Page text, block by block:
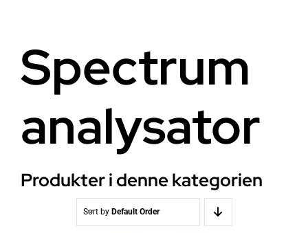
Butikk i Oslo
Stråling EMF
Media & Events
Spectrum
analysator
Produkter i denne kategorien
Sort by Default Order